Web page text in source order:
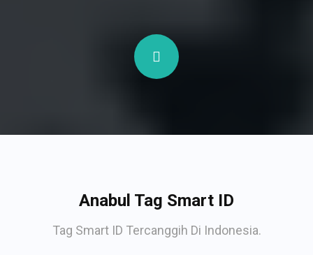
Anabul Tag Smart ID
Tag Smart ID Tercanggih Di Indonesia.